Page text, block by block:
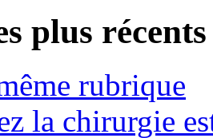
plus récents
rubrique
la chirurgie